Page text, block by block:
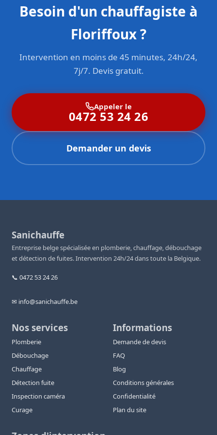
Besoin d'un chauffagiste à
Floriffoux ?
Intervention en moins de 45 minutes, 24h/24,
7j/7. Devis gratuit.
Appeler le
0472 53 24 26
Demander un devis
Sanichauffe
Entreprise belge spécialisée en plomberie, chauffage, débouchage
et détection de fuites. Intervention 24h/24 dans toute la Belgique.
📞 0472 53 24 26
✉ info@sanichauffe.be
Nos services
Plomberie
Débouchage
Chauffage
Détection fuite
Inspection caméra
Curage
Informations
Demande de devis
FAQ
Blog
Conditions générales
Confidentialité
Plan du site